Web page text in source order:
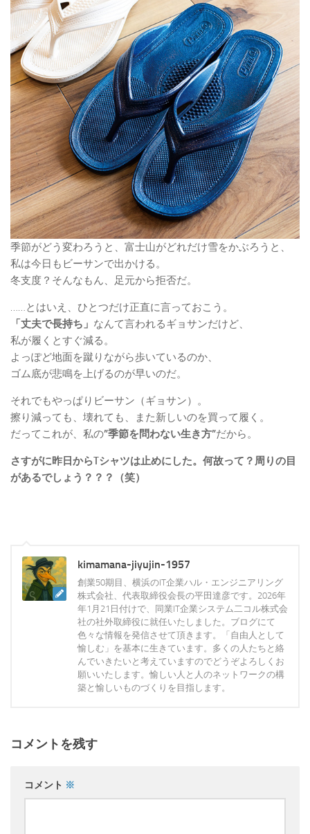
季節がどう変わろうと、富士山がどれだけ雪をかぶろうと、
私は今日もビーサンで出かける。
冬支度？そんなもん、足元から拒否だ。
……とはいえ、ひとつだけ正直に言っておこう。
「丈夫で長持ち」 なんて言われるギョサンだけど、
私が履くとすぐ減る。
よっぽど地面を蹴りながら歩いているのか、
ゴム底が悲鳴を上げるのが早いのだ。
それでもやっぱりビーサン（ギョサン）。
擦り減っても、壊れても、また新しいのを買って履く。
だってこれが、私の”季節を問わない生き方”だから。
さすがに昨日からTシャツは止めにした。何故って？周りの目
があるでしょう？？？（笑）
kimamana-jiyujin-1957
創業50期目、横浜のIT企業ハル・エンジニアリング
株式会社、代表取締役会長の平田達彦です。2026年
年1月21日付けで、同業IT企業システム二コル株式会
社の社外取締役に就任いたしました。ブログにて
色々な情報を発信させて頂きます。「自由人として
愉しむ」を基本に生きています。多くの人たちと絡
んでいきたいと考えていますのでどうぞよろしくお
願いいたします。愉しい人と人のネットワークの構
築と愉しいものづくりを目指します。
コメントを残す
コメント ※